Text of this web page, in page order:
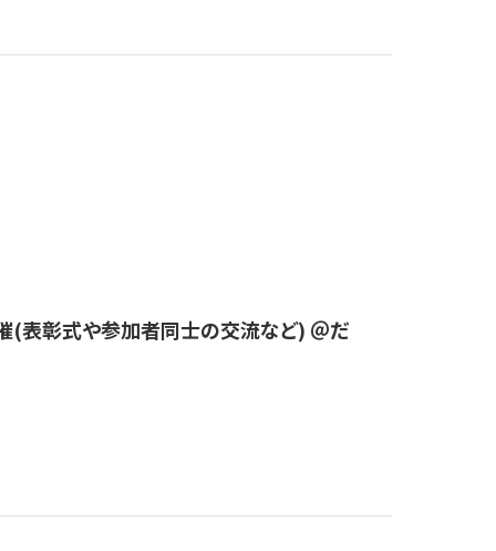
(表彰式や参加者同士の交流など) ＠だ